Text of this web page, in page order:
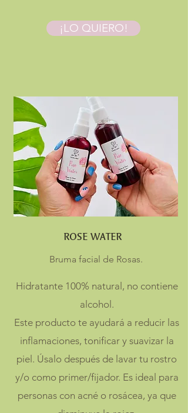
¡LO QUIERO!
ROSE WATER
Bruma facial de Rosas.
Hidratante 100% natural, no contiene
alcohol.
Este producto te ayudará a reducir las
inflamaciones, tonificar y suavizar la
piel. Úsalo después de lavar tu rostro
y/o como primer/fijador. Es ideal para
personas con acné o rosácea, ya que